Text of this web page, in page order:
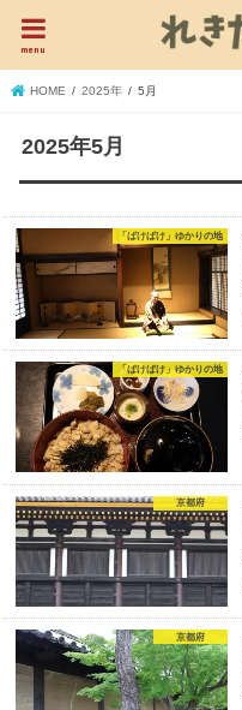
menu
HOME 2025年 5月
2025年5月
「ばけばけ」ゆかりの地
「ばけばけ」ゆかりの地
京都府
京都府